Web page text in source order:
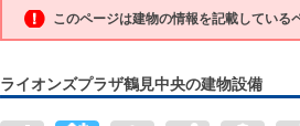
このページは建物の情報を記載している
ライオンズプラザ鶴見中央の建物設備